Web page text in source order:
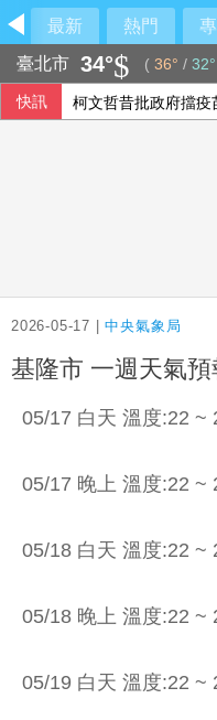
最新 熱門
臺北市 34° ( 36° / 32°
快訊 柯文哲昔批政府擋
2026-05-17 |中央氣象局
基隆市 一週天氣
05/17 白天 溫度:22 ~
05/17 晚上 溫度:22 ~
05/18 白天 溫度:22 ~
05/18 晚上 溫度:22 ~
05/19 白天 溫度:22 ~